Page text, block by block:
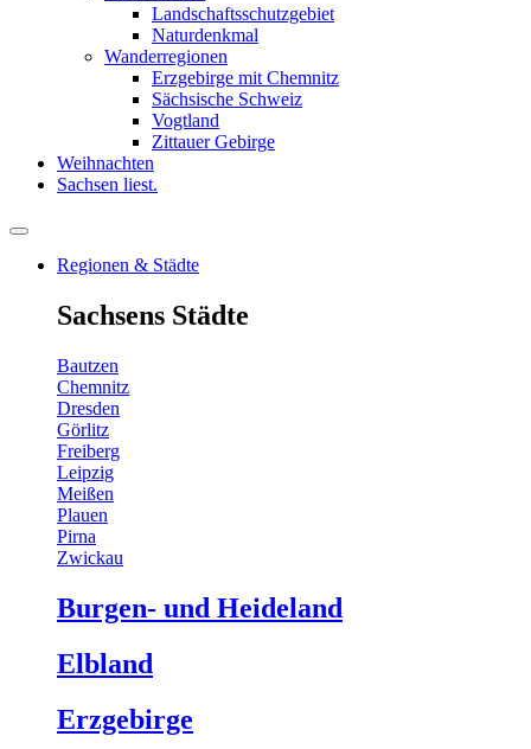
Landschaftsschutzgebiet
Naturdenkmal
Wanderregionen
Erzgebirge mit Chemnitz
Sächsische Schweiz
Vogtland
Zittauer Gebirge
Weihnachten
Sachsen liest.
Regionen & Städte
Sachsens Städte
Bautzen
Chemnitz
Dresden
Görlitz
Freiberg
Leipzig
Meißen
Plauen
Pirna
Zwickau
Burgen- und Heideland
Elbland
Erzgebirge